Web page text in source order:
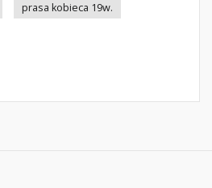
prasa kobieca 19w.